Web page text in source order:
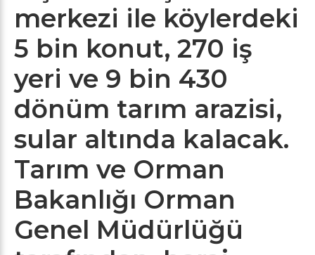
merkezi ile köylerdeki
5 bin konut, 270 iş
yeri ve 9 bin 430
dönüm tarım arazisi,
sular altında kalacak.
Tarım ve Orman
Bakanlığı Orman
Genel Müdürlüğü